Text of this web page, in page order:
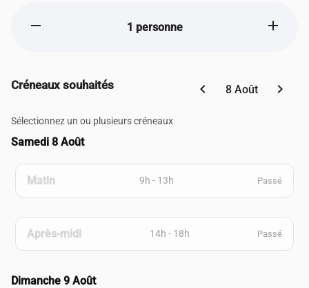
remove 1 personne add
Créneaux souhaités chevron_left 8 Août chevron_right
Sélectionnez un ou plusieurs créneaux
Samedi 8 Août
Matin 9h - 13h Passé
Après-midi 14h - 18h Passé
Dimanche 9 Août